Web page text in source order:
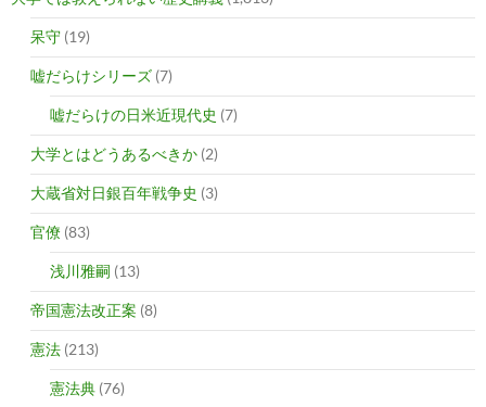
呆守 (19)
嘘だらけシリーズ (7)
嘘だらけの日米近現代史 (7)
大学とはどうあるべきか (2)
大蔵省対日銀百年戦争史 (3)
官僚 (83)
浅川雅嗣 (13)
帝国憲法改正案 (8)
憲法 (213)
憲法典 (76)